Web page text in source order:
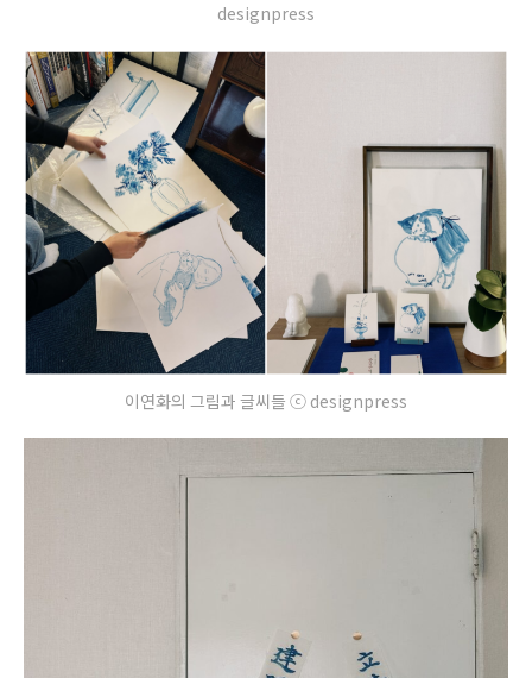
designpress
이연화의 그림과 글씨들 ⓒ designpress